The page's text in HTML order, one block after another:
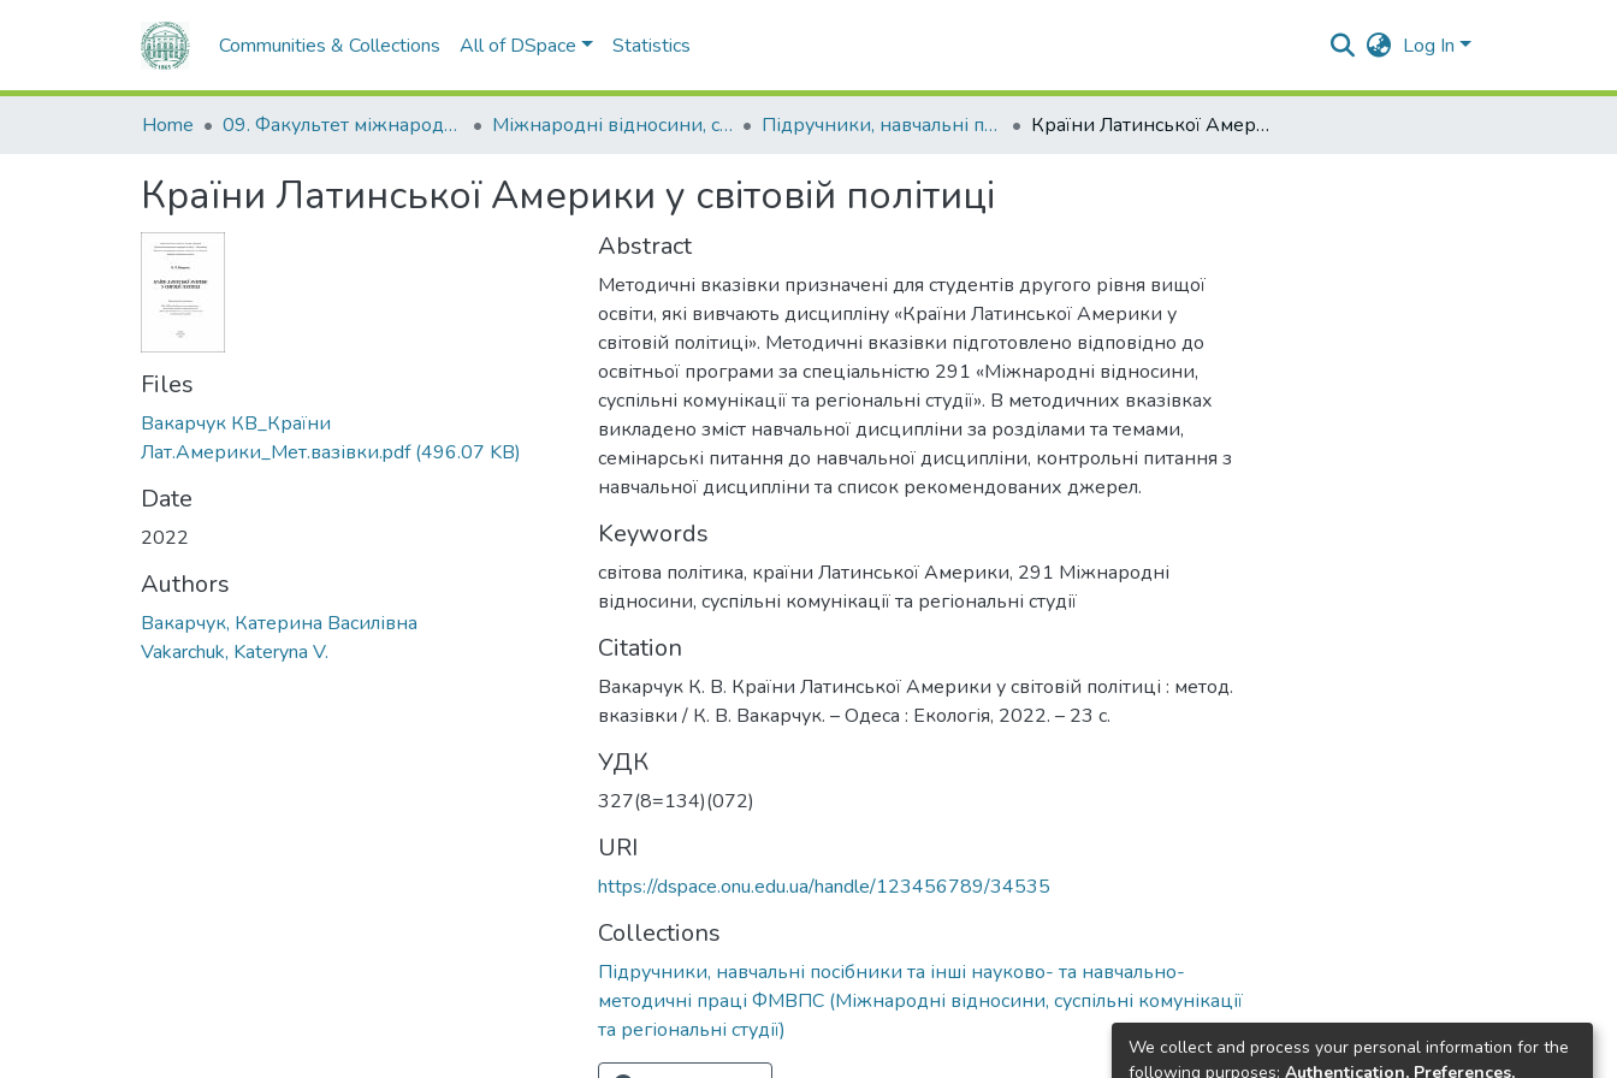
Communities & Collections All of DSpace Statistics Log In
Home 09. Факультет міжнародних відносин, політології та соціології Міжнародні відносини, суспільні комунікації та регіональні студії Підручники, навчальні посібники та інші науково- та навчально-методичні праці ФМВПС (Міжнародні відносини, суспільні комунікації та регіональні студії) Країни Латинської Америки у світовій політиці
Країни Латинської Америки у світовій політиці
Files
Вакарчук КВ_Країни
Лат.Америки_Мет.вазівки.pdf(496.07 KB)
Date
2022
Authors
Вакарчук, Катерина Василівна
Vakarchuk, Kateryna V.
Abstract
Методичні вказівки призначені для студентів другого рівня вищої
освіти, які вивчають дисципліну «Країни Латинської Америки у
світовій політиці». Методичні вказівки підготовлено відповідно до
освітньої програми за спеціальністю 291 «Міжнародні відносини,
суспільні комунікації та регіональні студії». В методичних вказівках
викладено зміст навчальної дисципліни за розділами та темами,
семінарські питання до навчальної дисципліни, контрольні питання з
навчальної дисципліни та список рекомендованих джерел.
Keywords
світова політика, країни Латинської Америки, 291 Міжнародні
відносини, суспільні комунікації та регіональні студії
Citation
Вакарчук К. В. Країни Латинської Америки у світовій політиці : метод.
вказівки / К. В. Вакарчук. – Одеса : Екологія, 2022. – 23 с.
УДК
327(8=134)(072)
URI
https://dspace.onu.edu.ua/handle/123456789/34535
Collections
Підручники, навчальні посібники та інші науково- та навчально-
методичні праці ФМВПС (Міжнародні відносини, суспільні комунікації
та регіональні студії)
We collect and process your personal information for the
following purposes: Authentication, Preferences,